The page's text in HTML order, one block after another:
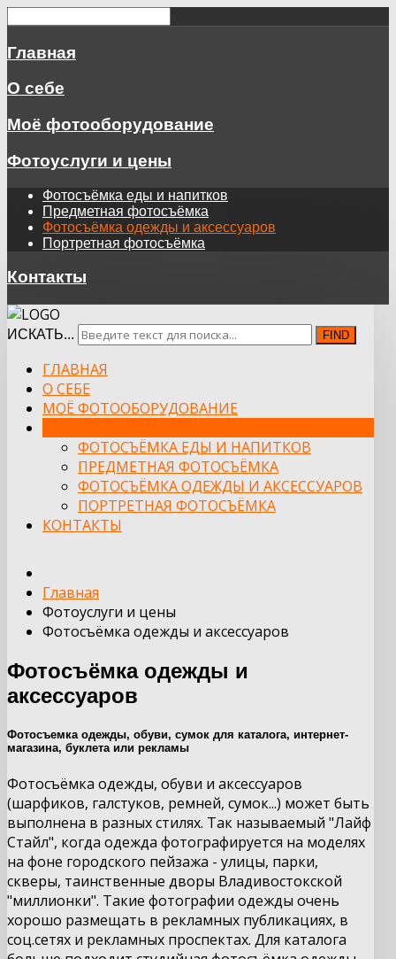
Главная
О себе
Моё фотооборудование
Фотоуслуги и цены
Фотосъёмка еды и напитков
Предметная фотосъёмка
Фотосъёмка одежды и аксессуаров
Портретная фотосъёмка
Контакты
ИСКАТЬ... FIND
ГЛАВНАЯ
О СЕБЕ
МОЁ ФОТООБОРУДОВАНИЕ
ФОТОСЪЁМКА ЕДЫ И НАПИТКОВ
ПРЕДМЕТНАЯ ФОТОСЪЁМКА
ФОТОСЪЁМКА ОДЕЖДЫ И АКСЕССУАРОВ
ПОРТРЕТНАЯ ФОТОСЪЁМКА
КОНТАКТЫ
Главная
Фотоуслуги и цены
Фотосъёмка одежды и аксессуаров
Фотосъёмка одежды и
аксессуаров
Фотосъемка одежды, обуви, сумок для каталога, интернет-
магазина, буклета или рекламы
Фотосъёмка одежды, обуви и аксессуаров
(шарфиков, галстуков, ремней, сумок...) может быть
выполнена в разных стилях. Так называемый "Лайф
Стайл", когда одежда фотографируется на моделях
на фоне городского пейзажа - улицы, парки,
скверы, таинственные дворы Владивостокской
"миллионки". Такие фотографии одежды очень
хорошо размещать в рекламных публикациях, в
соц.сетях и рекламных проспектах. Для каталога